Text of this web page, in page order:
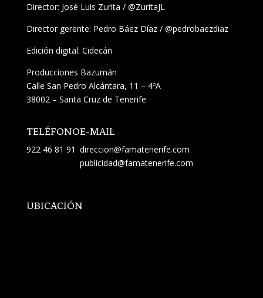
Director: José Luis Zurita / @ZuritaJL
Director gerente: Pedro Báez Díaz / @pedrobaezdiaz
Edición digital: Cidecán
Producciones Bazumán
Calle San Pedro Alcántara, 11 – 4ºA
38002 – Santa Cruz de Tenerife
TELÉFONO
922 46 81 91
E-MAIL
direccion@famatenerife.com
publicidad@famatenerife.com
UBICACIÓN